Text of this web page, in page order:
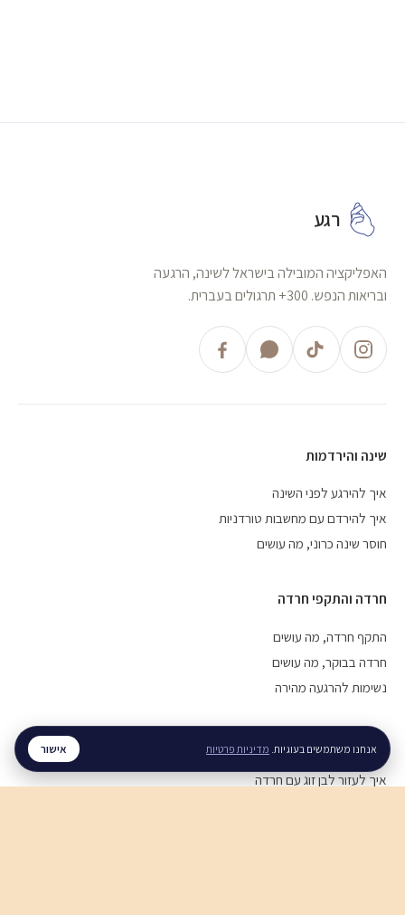
רגע
האפליקציה המובילה בישראל לשינה, הרגעה
ובריאות הנפש. 300+ תרגולים בעברית.
שינה והירדמות
איך להירגע לפני השינה
איך להירדם עם מחשבות טורדניות
חוסר שינה כרוני, מה עושים
חרדה והתקפי חרדה
התקף חרדה, מה עושים
חרדה בבוקר, מה עושים
נשימות להרגעה מהירה
מערכות יחסים
איך לעזור לבן זוג עם חרדה
אנחנו משתמשים בעוגיות. מדיניות פרטיות אישור